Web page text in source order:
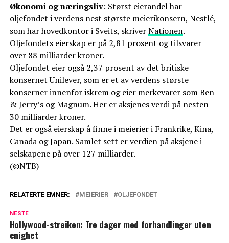
Økonomi og næringsliv: Størst eierandel har
oljefondet i verdens nest største meierikonsern, Nestlé,
som har hovedkontor i Sveits, skriverNationen.
Oljefondets eierskap er på 2,81 prosent og tilsvarer
over 88 milliarder kroner.
Oljefondet eier også 2,37 prosent av det britiske
konsernet Unilever, som er et av verdens største
konserner innenfor iskrem og eier merkevarer som Ben
& Jerry’s og Magnum. Her er aksjenes verdi på nesten
30 milliarder kroner.
Det er også eierskap å finne i meierier i Frankrike, Kina,
Canada og Japan. Samlet sett er verdien på aksjene i
selskapene på over 127 milliarder.
(©NTB)
RELATERTE EMNER: MEIERIER OLJEFONDET
NESTE
Hollywood-streiken: Tre dager med forhandlinger uten
enighet